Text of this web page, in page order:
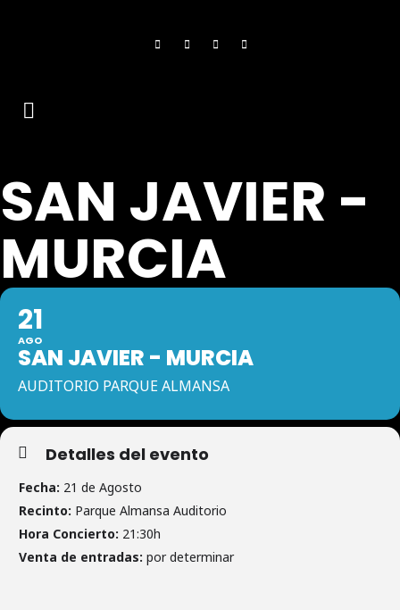
SAN JAVIER -
MURCIA
21
AGO
SAN JAVIER - MURCIA
AUDITORIO PARQUE ALMANSA
Detalles del evento
Fecha: 21 de Agosto
Recinto: Parque Almansa Auditorio
Hora Concierto: 21:30h
Venta de entradas: por determinar